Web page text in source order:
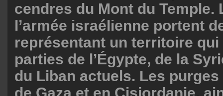
cendres du Mont du Temple.
l’armée israélienne portent
représentant un territoire
parties de l’Égypte, de la
du Liban actuels. Les
de Gaza et en Cisjordanie,